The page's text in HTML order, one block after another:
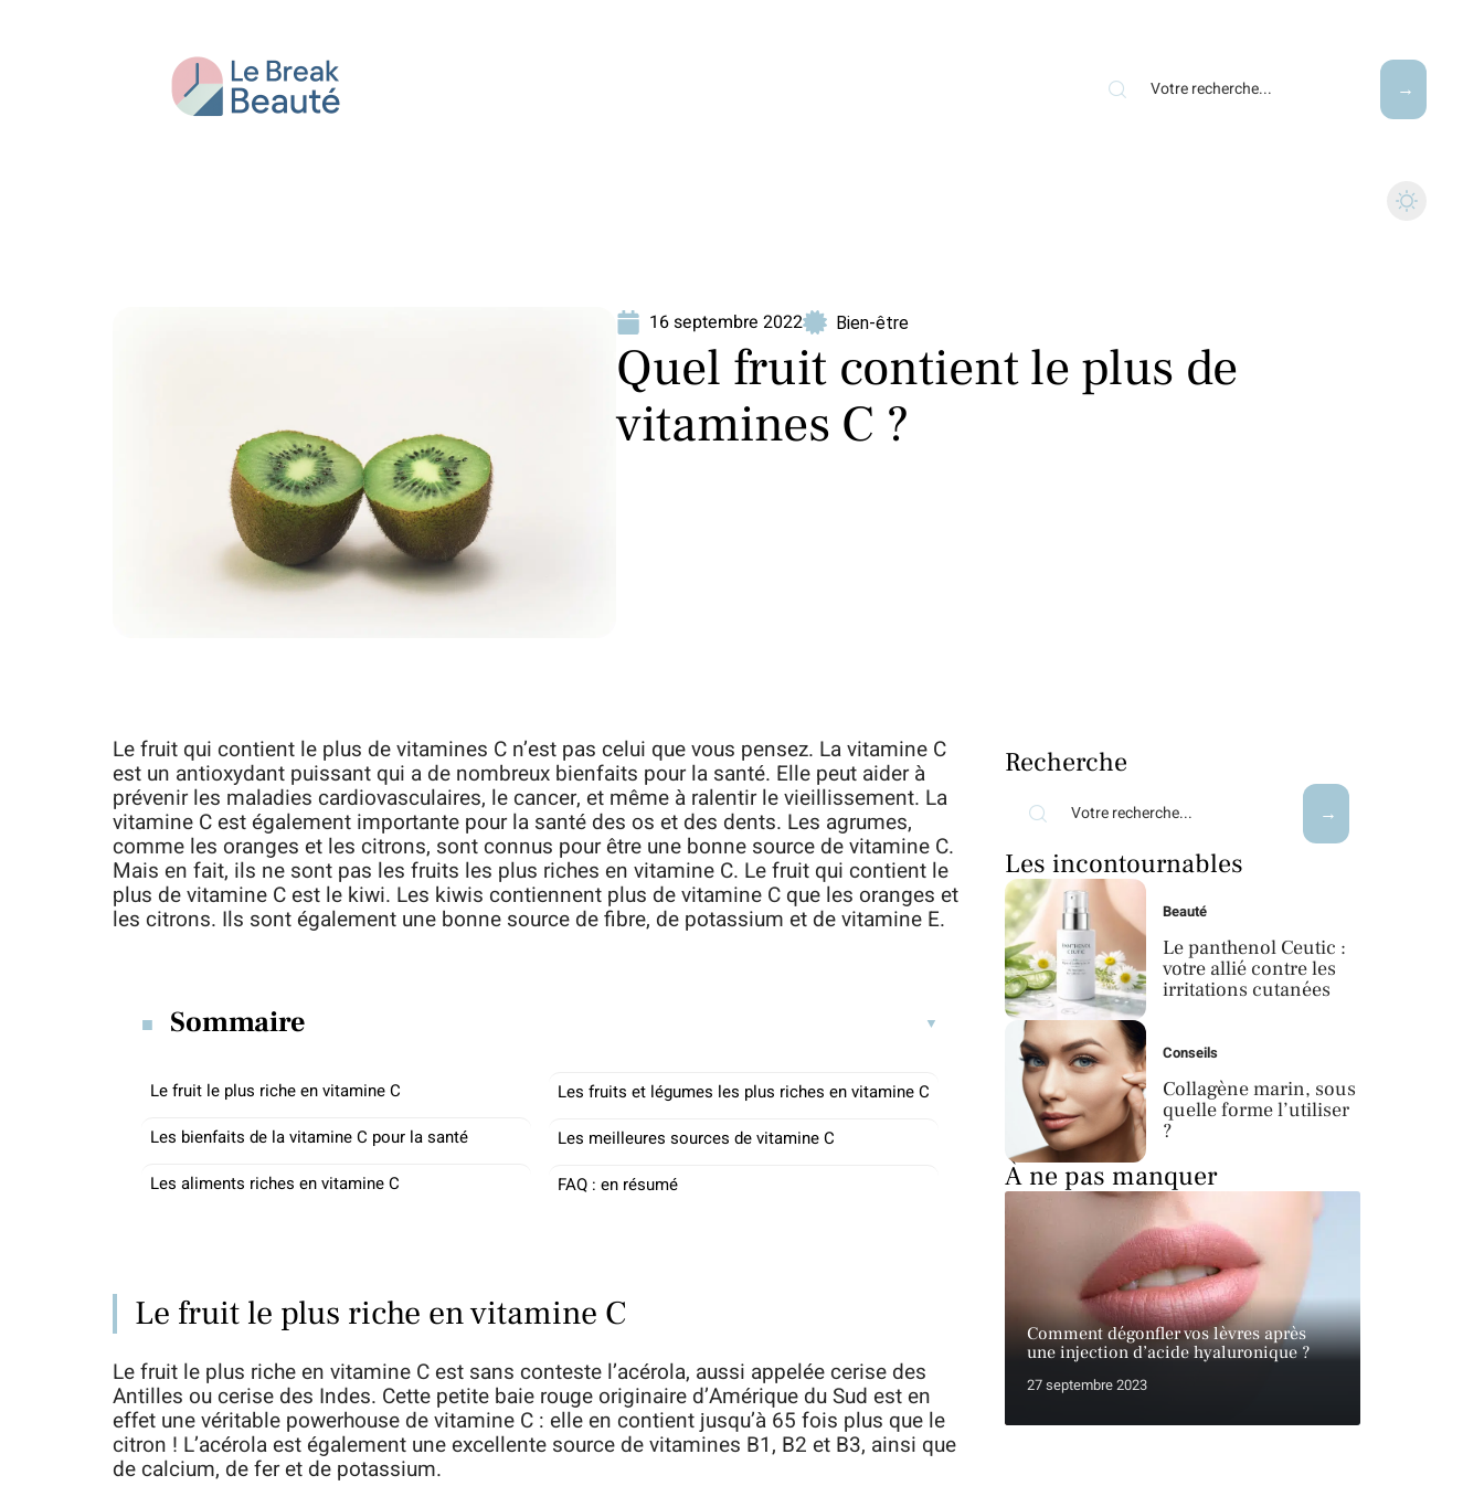
16 septembre 2022 Bien-être
Quel fruit contient le plus de
vitamines C ?
Le fruit qui contient le plus de vitamines C n’est pas celui que vous pensez. La vitamine C
est un antioxydant puissant qui a de nombreux bienfaits pour la santé. Elle peut aider à
prévenir les maladies cardiovasculaires, le cancer, et même à ralentir le vieillissement. La
vitamine C est également importante pour la santé des os et des dents. Les agrumes,
comme les oranges et les citrons, sont connus pour être une bonne source de vitamine C.
Mais en fait, ils ne sont pas les fruits les plus riches en vitamine C. Le fruit qui contient le
plus de vitamine C est le kiwi. Les kiwis contiennent plus de vitamine C que les oranges et
les citrons. Ils sont également une bonne source de fibre, de potassium et de vitamine E.
Sommaire
Le fruit le plus riche en vitamine C
Les bienfaits de la vitamine C pour la santé
Les aliments riches en vitamine C
Les fruits et légumes les plus riches en vitamine C
Les meilleures sources de vitamine C
FAQ : en résumé
Le fruit le plus riche en vitamine C
Le fruit le plus riche en vitamine C est sans conteste l’acérola, aussi appelée cerise des
Antilles ou cerise des Indes. Cette petite baie rouge originaire d’Amérique du Sud est en
effet une véritable powerhouse de vitamine C : elle en contient jusqu’à 65 fois plus que le
citron ! L’acérola est également une excellente source de vitamines B1, B2 et B3, ainsi que
de calcium, de fer et de potassium.
Recherche
Les incontournables
Beauté
Le panthenol Ceutic :
votre allié contre les
irritations cutanées
Conseils
Collagène marin, sous
quelle forme l’utiliser
?
À ne pas manquer
Comment dégonfler vos lèvres après
une injection d’acide hyaluronique ?
27 septembre 2023